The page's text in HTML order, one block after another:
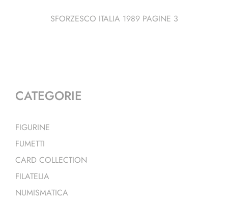
SFORZESCO ITALIA 1989 PAGINE 3
CATEGORIE
FIGURINE
FUMETTI
CARD COLLECTION
FILATELIA
NUMISMATICA